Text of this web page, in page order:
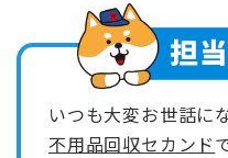
いつも大変お世話に
不用品回収セカンド